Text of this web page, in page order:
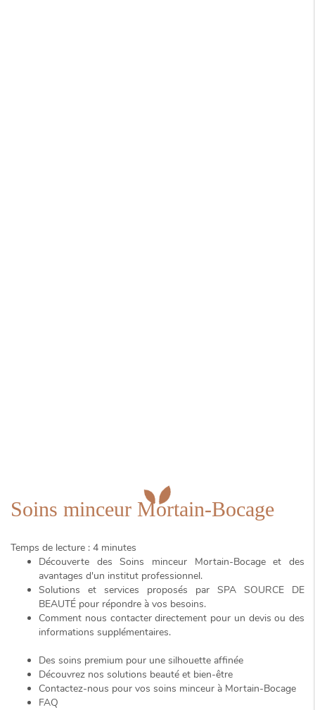
Soins minceur Mortain-Bocage
Temps de lecture : 4 minutes
Découverte desSoins minceur Mortain-Bocageet des
avantages d'un institut professionnel.
Solutions et services proposés par SPA SOURCE DE
BEAUTÉ pour répondre à vos besoins.
Comment nous contacter directement pour un devis ou des
informations supplémentaires.
Des soins premium pour une silhouette affinée
Découvrez nos solutions beauté et bien-être
Contactez-nous pour vos soins minceur à Mortain-Bocage
FAQ